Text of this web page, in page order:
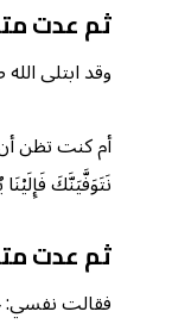
ثم عدت
وقد ابتلى
أم كنت تظن أن
نَتَوَفَّيَنَّكَ فَإِلَيْنَا يُرْجَعُونَ) [غافر: ٧٧]، وقوله تعالى: (فَإِمَّا نَذْهَبَنَّ بِكَ
ثم عدت
فقالت نفسي: